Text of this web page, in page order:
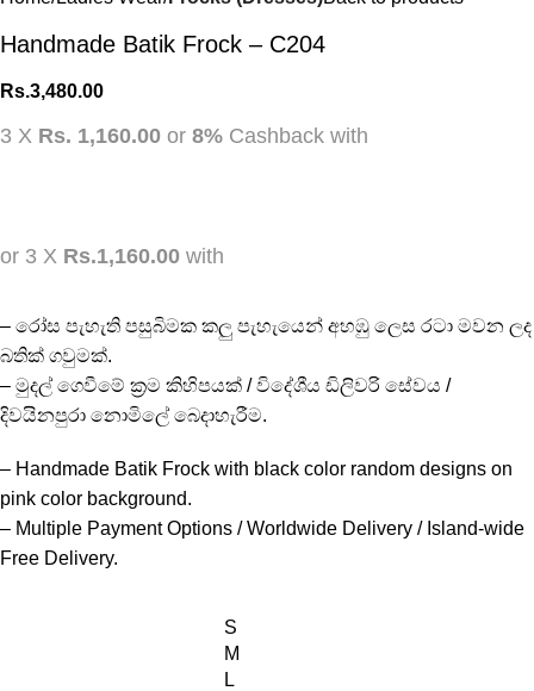
Handmade Batik Frock – C204
Rs.3,480.00
3 X Rs. 1,160.00 or 8% Cashback with
or 3 X Rs.1,160.00 with
– රෝස පැහැති පසුබිමක කලු පැහැයෙන් අහඹු ලෙස රටා මවන ලද
බතික් ගවුමක්.
– මුදල් ගෙවීමේ ක්‍රම කිහිපයක් / විදේශීය ඩිලිවරි සේවය /
දිවයිනපුරා නොමිලේ බෙදාහැරීම.
– Handmade Batik Frock with black color random designs on
pink color background.
– Multiple Payment Options / Worldwide Delivery / Island-wide
Free Delivery.
S
M
L